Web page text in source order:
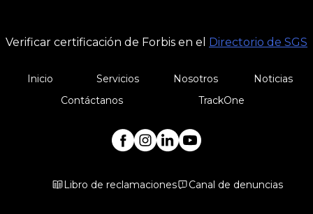
Verificar certificación de Forbis en el Directorio de SGS
Inicio Servicios Nosotros
Noticias
Contáctanos
TrackOne
Libro de reclamaciones Canal de denuncias